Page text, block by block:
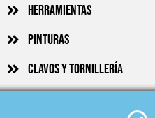
Herramientas
Pinturas
Clavos y tornillería